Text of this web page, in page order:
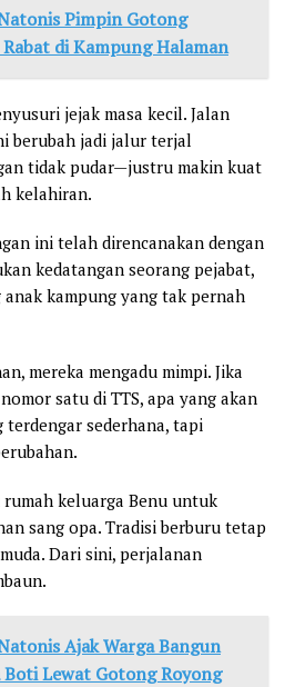
Pimpin Gotong
di Kampung Halaman
jejak masa kecil. Jalan
berubah jadi jalur terjal
tidak pudar—justru makin kuat
kelahiran.
ini telah direncanakan dengan
kedatangan seorang pejabat,
kampung yang tak pernah
mereka mengadu mimpi. Jika
satu di TTS, apa yang akan
terdengar sederhana, tapi
keluarga Benu untuk
sang opa. Tradisi berburu tetap
Dari sini, perjalanan
Ajak Warga Bangun
Boti Lewat Gotong Royong